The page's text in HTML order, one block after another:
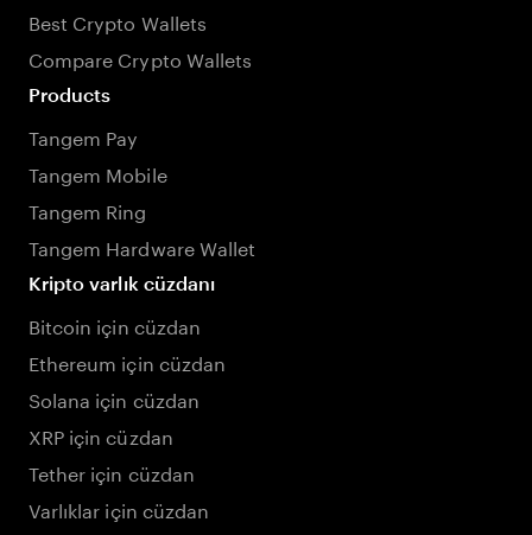
Best Crypto Wallets
Compare Crypto Wallets
Products
Tangem Pay
Tangem Mobile
Tangem Ring
Tangem Hardware Wallet
Kripto varlık cüzdanı
Bitcoin için cüzdan
Ethereum için cüzdan
Solana için cüzdan
XRP için cüzdan
Tether için cüzdan
Varlıklar için cüzdan